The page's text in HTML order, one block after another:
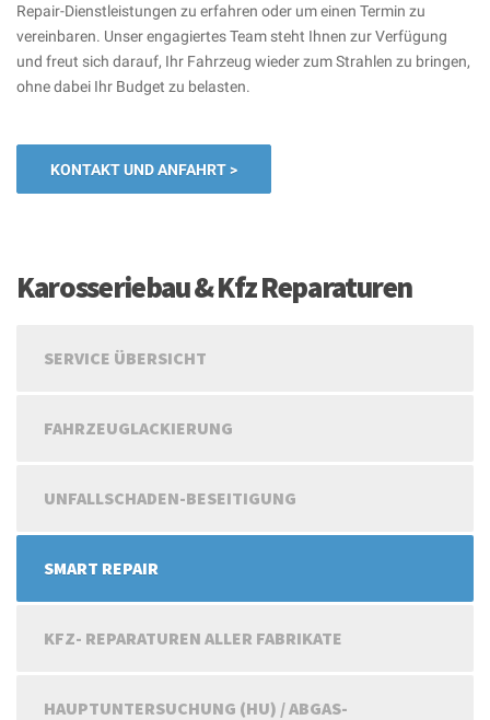
Repair-Dienstleistungen zu erfahren oder um einen Termin zu
vereinbaren. Unser engagiertes Team steht Ihnen zur Verfügung
und freut sich darauf, Ihr Fahrzeug wieder zum Strahlen zu bringen,
ohne dabei Ihr Budget zu belasten.
KONTAKT UND ANFAHRT >
Karosseriebau & Kfz Reparaturen
SERVICE ÜBERSICHT
FAHRZEUGLACKIERUNG
UNFALLSCHADEN-BESEITIGUNG
SMART REPAIR
KFZ- REPARATUREN ALLER FABRIKATE
HAUPTUNTERSUCHUNG (HU) / ABGAS-